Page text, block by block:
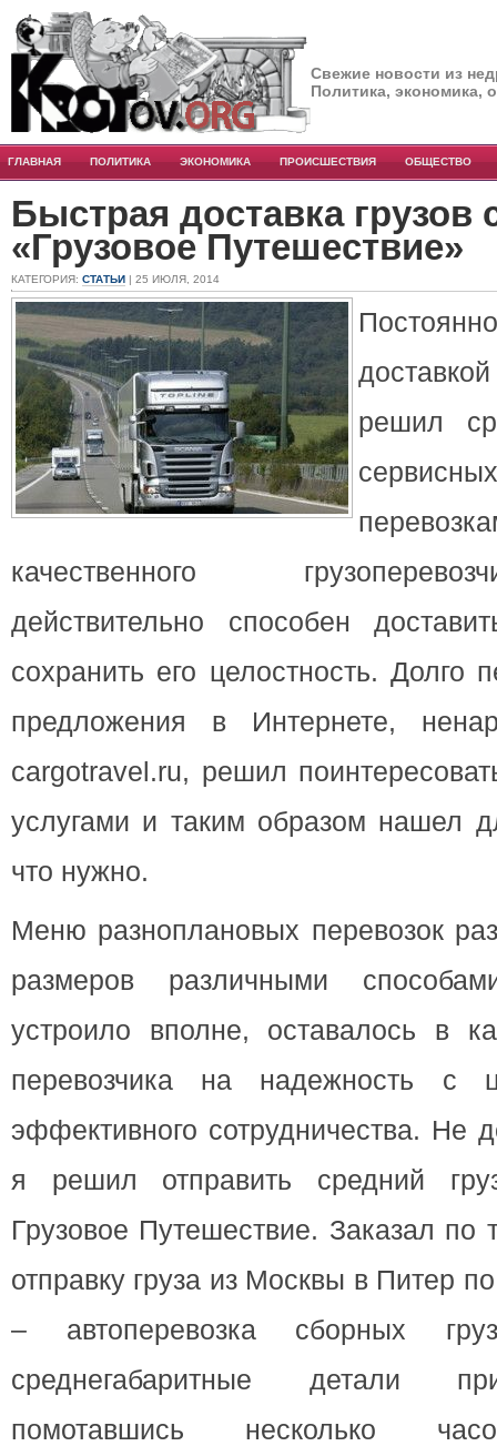
Свежие новости из
Политика, экономика,
ГЛАВНАЯ ПОЛИТИКА ЭКОНОМИКА ПРОИСШЕСТВИЯ ОБЩЕСТВО
Быстрая доставка грузов
«Грузовое Путешествие»
КАТЕГОРИЯ: СТАТЬИ | 25 ИЮЛЯ, 2014
решил
качественного
действительно способен
сохранить его целостность. Долго
предложения в Интернете,
cargotravel.ru, решил
услугами и таким образом нашел
что нужно.
Меню разноплановых перевозок
размеров различными
устроило вполне, оставалось в
перевозчика на надежность с
эффективного сотрудничества. Не
я решил отправить средний
Грузовое Путешествие. Заказал по
отправку груза из Москвы в Питер
– автоперевозка сборных
среднегабаритные детали
помотавшись несколько